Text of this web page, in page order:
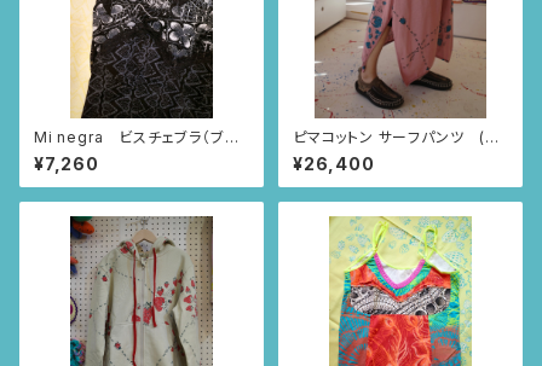
Mi negra ビスチェブラ（ブラ
ック/ならんだハート柄、ニャンド
ゥティ柄、インドの小花柄）
¥7,260
ピマコットン サーフパンツ (ス
モーキーピンク/いちごとあり柄)
¥26,400